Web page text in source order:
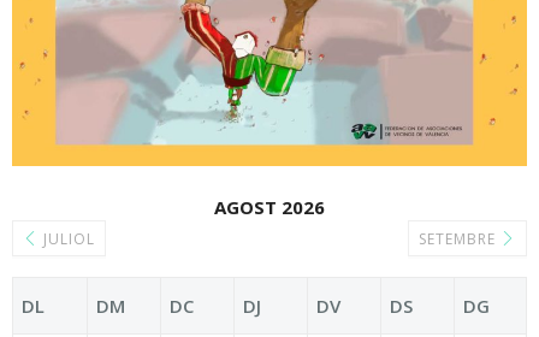
JULIOL
AGOST 2026
SETEMBRE
DL DM DC DJ DV DS DG